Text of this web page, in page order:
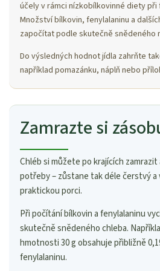
účely v rámci nízkobílkovinné diety při
Množství bílkovin, fenylalaninu a
započítat podle skutečně snědeného
Do výsledných hodnot jídla zahrňte
například pomazánku, náplň nebo
Zamrazte si
Chléb si můžete po krajících
potřeby – zůstane tak déle čerstvý
praktickou porci.
Při počítání bílkovin a fenylalaninu
skutečně snědeného chleba.
hmotnosti 30 g obsahuje přibližně
fenylalaninu.